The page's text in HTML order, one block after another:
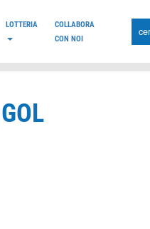
LOTTERIA
COLLABORA
CON NOI